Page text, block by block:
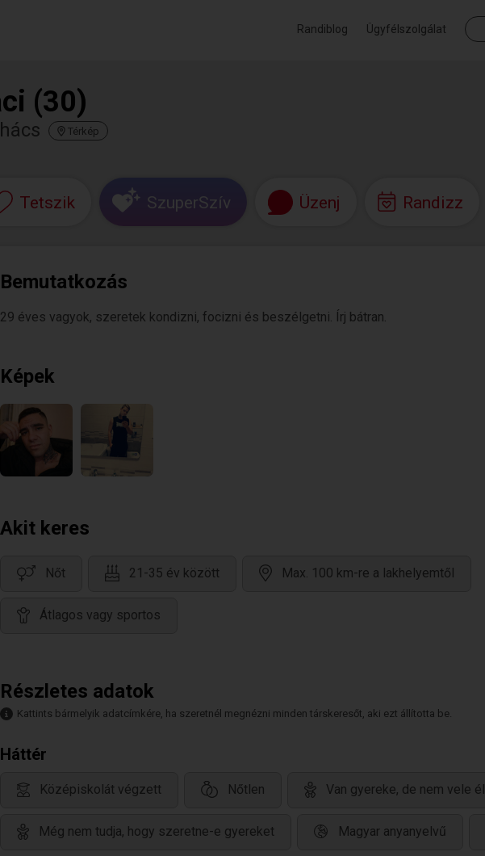
Randiblog Ügyfélszolgálat
(30)
Térkép
Tetszik SzuperSzív Üzenj Randizz
Bemutatkozás
29 éves vagyok, szeretek kondizni, focizni és beszélgetni. Írj bátran.
Képek
Akit keres
Nőt 21-35 év között Max. 100 km-re a lakhelyemtől
Átlagos vagy sportos
Részletes adatok
Kattints bármelyik adatcímkére, ha szeretnél megnézni minden társkeresőt, aki ezt állította be.
Háttér
Középiskolát végzett Nőtlen Van gyereke, de nem vele él
Még nem tudja, hogy szeretne-e gyereket Magyar anyanyelvű